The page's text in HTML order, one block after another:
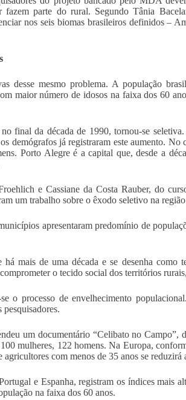
fazem parte do rural. Segundo Tânia
nos seis biomas brasileiros definidos –
desse mesmo problema. A população
maior número de idosos na faixa dos 60
final da década de 1990, tornou-se
demógrafos já registraram este aumento.
Porto Alegre é a capital que, desde a
e Cassiane da Costa Rauber, do
um trabalho sobre o êxodo seletivo na
apresentaram predomínio de
mais de uma década e se desenha como
o tecido social dos territórios
o processo de envelhecimento
pesquisadores.
um documentário “Celibato no
mulheres, 122 homens. Na Europa,
com menos de 35 anos se reduzirá
e Espanha, registram os índices mais
na faixa dos 60 anos.